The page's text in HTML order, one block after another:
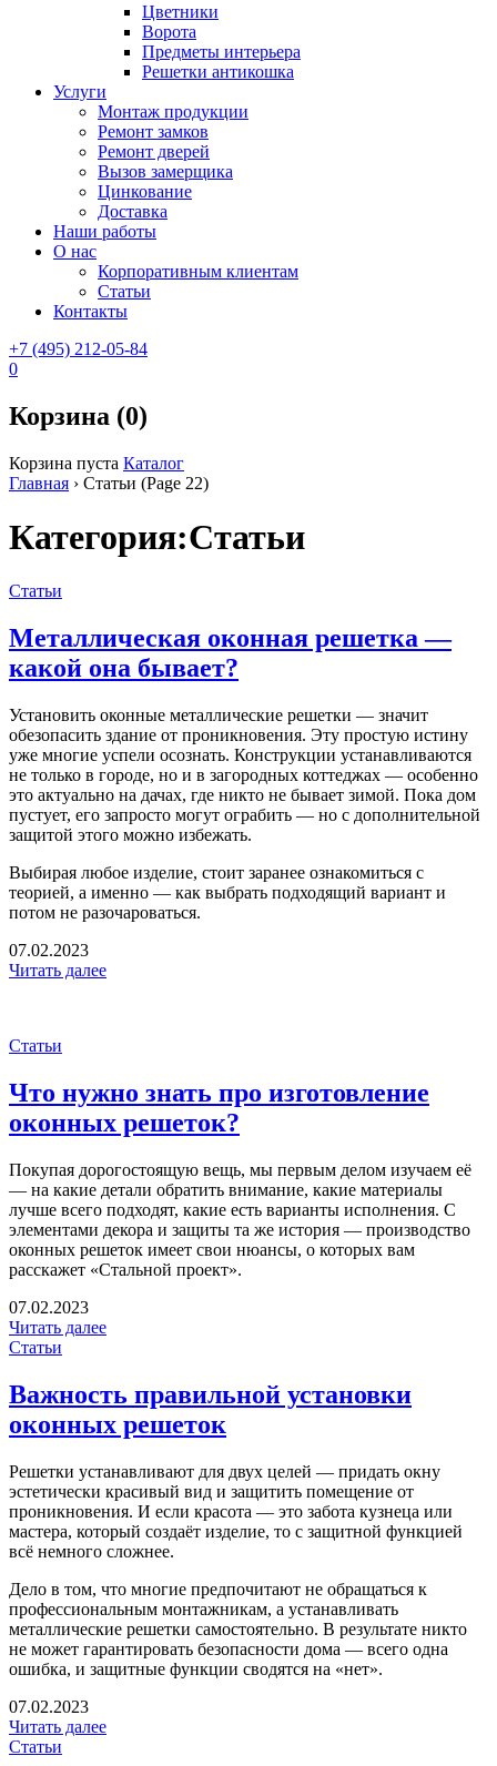
Цветники
Ворота
Предметы интерьера
Решетки антикошка
Услуги
Монтаж продукции
Ремонт замков
Ремонт дверей
Вызов замерщика
Цинкование
Доставка
Наши работы
О нас
Корпоративным клиентам
Статьи
Контакты
+7 (495) 212-05-84
0
Корзина (0)
Корзина пуста Каталог
Главная › Статьи (Page 22)
Категория:Статьи
Статьи
Металлическая оконная решетка —
какой она бывает?
Установить оконные металлические решетки — значит
обезопасить здание от проникновения. Эту простую истину
уже многие успели осознать. Конструкции устанавливаются
не только в городе, но и в загородных коттеджах — особенно
это актуально на дачах, где никто не бывает зимой. Пока дом
пустует, его запросто могут ограбить — но с дополнительной
защитой этого можно избежать.
Выбирая любое изделие, стоит заранее ознакомиться с
теорией, а именно — как выбрать подходящий вариант и
потом не разочароваться.
07.02.2023
Читать далее
Статьи
Что нужно знать про изготовление
оконных решеток?
Покупая дорогостоящую вещь, мы первым делом изучаем её
— на какие детали обратить внимание, какие материалы
лучше всего подходят, какие есть варианты исполнения. С
элементами декора и защиты та же история — производство
оконных решеток имеет свои нюансы, о которых вам
расскажет «Стальной проект».
07.02.2023
Читать далее
Статьи
Важность правильной установки
оконных решеток
Решетки устанавливают для двух целей — придать окну
эстетически красивый вид и защитить помещение от
проникновения. И если красота — это забота кузнеца или
мастера, который создаёт изделие, то с защитной функцией
всё немного сложнее.
Дело в том, что многие предпочитают не обращаться к
профессиональным монтажникам, а устанавливать
металлические решетки самостоятельно. В результате никто
не может гарантировать безопасности дома — всего одна
ошибка, и защитные функции сводятся на «нет».
07.02.2023
Читать далее
Статьи